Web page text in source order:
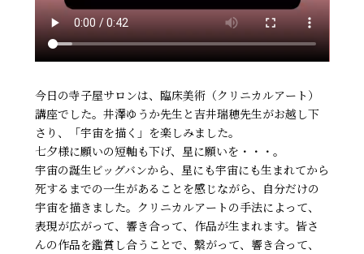
今日の寺子屋サロンは、臨床美術（クリニカルアート）
講座でした。井澤ゆうか先生と吉井瑞穂先生がお越し下
さり、「宇宙を描く」を楽しみました。
七夕様に願いの短軸も下げ、星に願いを・・・。
宇宙の誕生ビッグバンから、星にも宇宙にも生まれてから
死するまでの一生があることを感じながら、自分だけの
宇宙を描きました。クリニカルアートの手法によって、
表現が広がって、響き合って、作品が生まれます。皆さ
んの作品を鑑賞し合うことで、繋がって、響き合って、